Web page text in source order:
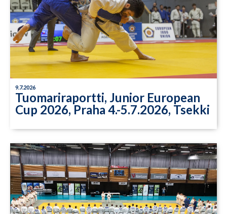
9.7.2026
Tuomariraportti, Junior European
Cup 2026, Praha 4.-5.7.2026, Tsekki